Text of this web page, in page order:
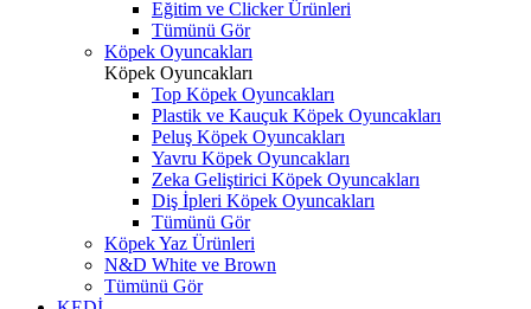
Eğitim ve Clicker Ürünleri
Tümünü Gör
Köpek Oyuncakları
Köpek Oyuncakları
Top Köpek Oyuncakları
Plastik ve Kauçuk Köpek Oyuncakları
Peluş Köpek Oyuncakları
Yavru Köpek Oyuncakları
Zeka Geliştirici Köpek Oyuncakları
Diş İpleri Köpek Oyuncakları
Tümünü Gör
Köpek Yaz Ürünleri
N&D White ve Brown
Tümünü Gör